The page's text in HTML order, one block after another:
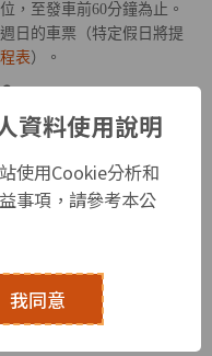
，至發車前60分鐘為止。
日的車票（特定假日將提
表）。
鐵流程不同，部份飯店系
？
資料使用說明
使用Cookie分析和
事項，請參考本公
我同意